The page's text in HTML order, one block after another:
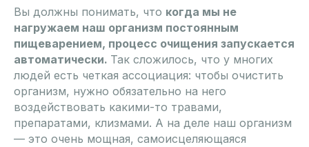
Вы должны понимать, что когда мы не
нагружаем наш организм постоянным
пищеварением, процесс очищения запускается
автоматически. Так сложилось, что у многих
людей есть четкая ассоциация: чтобы очистить
организм, нужно обязательно на него
воздействовать какими-то травами,
препаратами, клизмами. А на деле наш организм
— это очень м ощная, самоисцеляющаяся